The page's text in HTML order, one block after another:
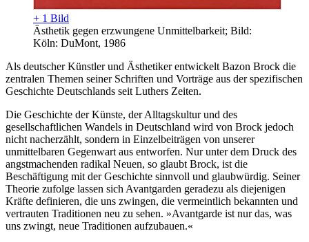
+ 1 Bild
Ästhetik gegen erzwungene Unmittelbarkeit; Bild:
Köln: DuMont, 1986
Als deutscher Künstler und Ästhetiker entwickelt Bazon Brock die
zentralen Themen seiner Schriften und Vorträge aus der spezifischen
Geschichte Deutschlands seit Luthers Zeiten.
Die Geschichte der Künste, der Alltagskultur und des
gesellschaftlichen Wandels in Deutschland wird von Brock jedoch
nicht nacherzählt, sondern in Einzelbeiträgen von unserer
unmittelbaren Gegenwart aus entworfen. Nur unter dem Druck des
angstmachenden radikal Neuen, so glaubt Brock, ist die
Beschäftigung mit der Geschichte sinnvoll und glaubwürdig. Seiner
Theorie zufolge lassen sich Avantgarden geradezu als diejenigen
Kräfte definieren, die uns zwingen, die vermeintlich bekannten und
vertrauten Traditionen neu zu sehen. »Avantgarde ist nur das, was
uns zwingt, neue Traditionen aufzubauen.«